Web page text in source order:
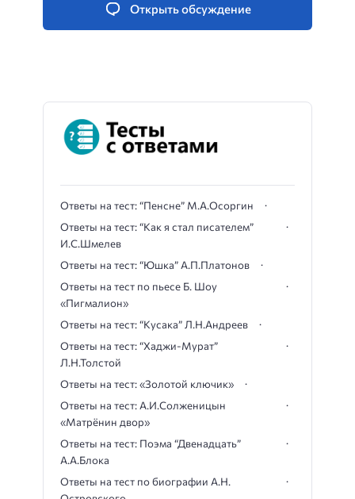
Открыть обсуждение
Ответы на тест: “Пенсне” М.А.Осоргин
Ответы на тест: “Как я стал писателем”
И.С.Шмелев
Ответы на тест: “Юшка” А.П.Платонов
Ответы на тест по пьесе Б. Шоу
«Пигмалион»
Ответы на тест: “Кусака” Л.Н.Андреев
Ответы на тест: “Хаджи-Мурат”
Л.Н.Толстой
Ответы на тест: «Золотой ключик»
Ответы на тест: А.И.Солженицын
«Матрёнин двор»
Ответы на тест: Поэма “Двенадцать”
А.А.Блока
Ответы на тест по биографии А.Н.